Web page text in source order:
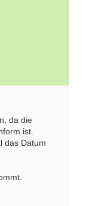
da die
ist.
das Datum